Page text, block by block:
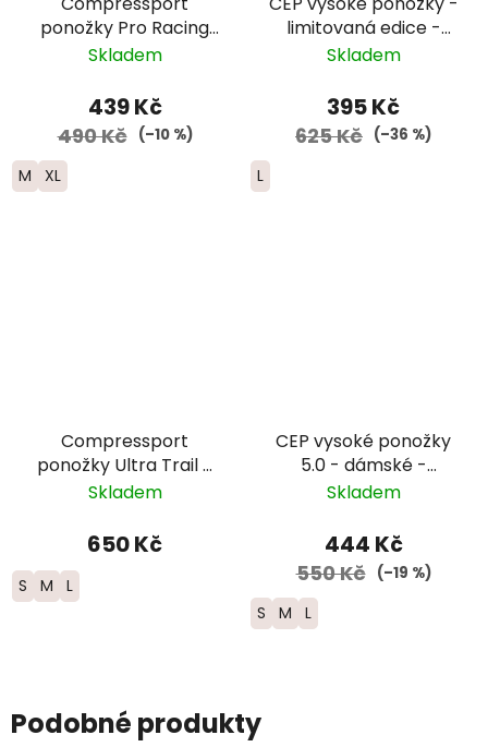
ponožky Pro Racing
Run - fialová/žlutá
Skladem
439 Kč
490 Kč (–10 %)
M XL
limitovaná edice -
pánské - bílá/růžová/
Skladem
395 Kč
625 Kč (–36 %)
L
Compressport
ponožky Ultra Trail -
růžová/bílá/černá
Skladem
650 Kč
S M L
CEP vysoké ponožky
5.0 - dámské -
zelená/černá
Skladem
444 Kč
550 Kč (–19 %)
S M L
Podobné produkty